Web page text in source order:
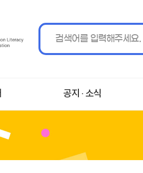
공지 ∙ 소식